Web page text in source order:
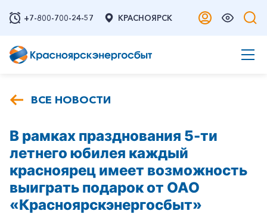
+7-800-700-24-57 КРАСНОЯРСК
ВСЕ НОВОСТИ
В рамках празднования 5-ти
летнего юбилея каждый
красноярец имеет возможность
выиграть подарок от ОАО
«Красноярскэнергосбыт»